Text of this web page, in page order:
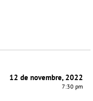
12 de novembre, 2022
7:30 pm